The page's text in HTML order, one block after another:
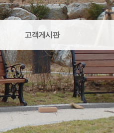
고객게시판